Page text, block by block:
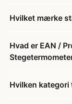
Hvilket mærke
Hvad er EAN /
Hvilken kategori